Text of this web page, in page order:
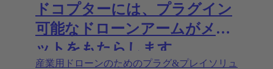
ドコプターには、プラグイン
可能なドローンアームがメリ
ットをもたらします。
産業用ドローンのためのプラグ&プレイソリュ